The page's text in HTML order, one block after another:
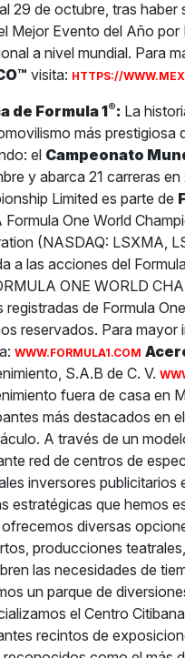
29 de octubre, tras
Mejor Evento del Año
a nivel mundial. Para
visita: HTTPS://
de Formula 1®:La
más prestigiosa
el Campeonato
y abarca 21 carreras
Limited es parte de
Formula One World
(NASDAQ: LSXMA,
a las acciones del
ONE WORLD
registradas de Formula
reservados. Para mayor
WWW.FORMULA1.COM
S.A.B de C. V.
fuera de casa en
más destacados en
A través de un
red de centros de
inversores
estratégicas que hemos
diversas
producciones
las necesidades de
un parque de
el Centro
recintos de